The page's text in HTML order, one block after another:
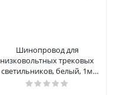
Шинопровод для
низковольтных трековых
светильников, белый, 1м
накладной/подвесной,